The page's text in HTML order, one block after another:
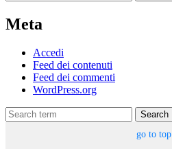
Meta
Accedi
Feed dei contenuti
Feed dei commenti
WordPress.org
Search
go to top